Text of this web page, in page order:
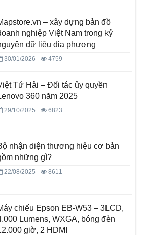
– xây dựng bản đồ
nghiệp Việt Nam trong kỷ
dữ liệu địa phương
30/01/2026 4759
Tứ Hải – Đối tác ủy quyền
360 năm 2025
29/10/2025 6823
nhận diện thương hiệu cơ bản
những gì?
22/08/2025 8611
chiếu Epson EB-W53 – 3LCD,
Lumens, WXGA, bóng đèn
giờ, 2 HDMI